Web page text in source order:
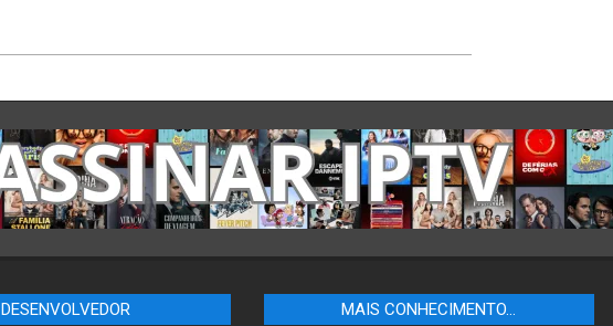
DESENVOLVEDOR MAIS CONHECIMENTO…